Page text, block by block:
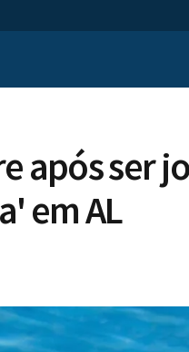
após ser
em AL